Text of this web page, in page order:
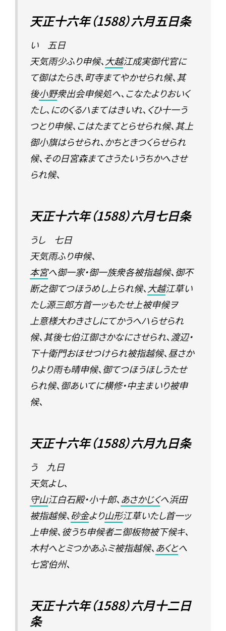
天正十六年（1588）六月五日条
い 五日
天気雨少ふり申候、 大越江成実御代官に
て御はたらき、町寺まてやかせられ候、其
後小野衆出会申候処へ、こなたよりおいく
たし、にのくるハまてはきいれ、くひ十一う
つとり申候、こはたまてとらせられ候、其上
御小旗はらせられ、かちときつくらせられ
候、その日宮森まてさうたいうちかへさせ
られ候、
天正十六年（1588）六月七日条
うし 七日
天気雨ふり申候、
本宮へ御一家・御一族衆各被指越候、御不
断之御てつほうめし上られ候、 大越江草い
たし源三郎方首一ッもたせ上被申候ヲ
上意様大わきさしにてかうへハらせられ
候、其後七伯江御さかなにさせられ、渡辺・
下十衛門おほせつけられ被指越候、昼さか
りより雨も晴申候、御てつほうほしうたせ
られ候、御あいてに横修・中主まいり被申
候、
天正十六年（1588）六月九日条
う 九日
天気よし、
守山江白石殿・小十郎、あさかじくへ浜田
被指越候、砂金より山形江草いたし首一ッ
上申候、彼うち申候者ニ御板物被下候キ、
木村へとミつかあふミ被指越候、あくとへ
七宮伯州、
天正十六年（1588）六月十二日
条